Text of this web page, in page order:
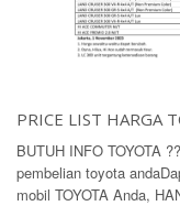
PRICE LIST HARGA
BUTUH INFO TOYOTA
pembelian toyota
mobil TOYOTA Anda,